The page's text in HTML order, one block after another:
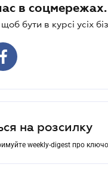
в соцмережах.
бути в курсі усіх
на розсилку
weekly-digest про